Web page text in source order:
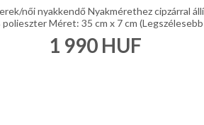
női nyakkendő Nyakmérethez cipzárral
polieszter Méret: 35 cm x 7 cm
1 990 HUF